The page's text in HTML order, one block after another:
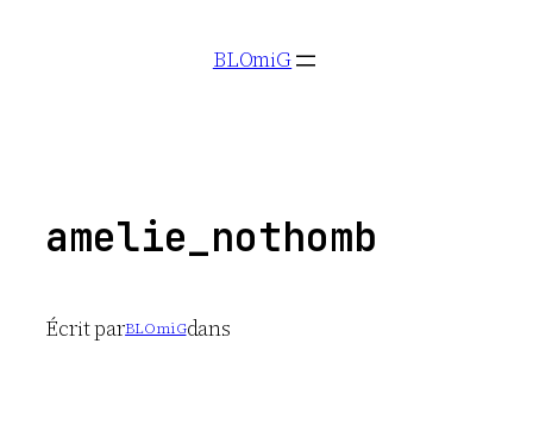
BLOmiG
amelie_nothomb
Écrit parBLOmiGdans